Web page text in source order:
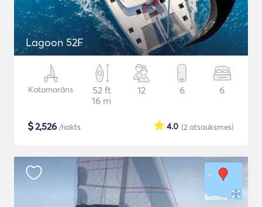
Lagoon 52F
Katamarāns
52 ft
16 m
12 6 6
$2,526 /nakts (2 atsauksmes)
4.0